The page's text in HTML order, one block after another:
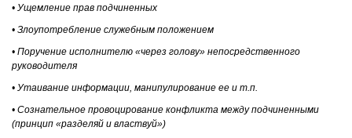
• Ущемление прав подчиненных
• Злоупотребление служебным положением
• Поручение исполнителю «через голову» непосредственного
руководителя
• Утаивание информации, манипулирование ее и т.п.
• Сознательное провоцирование конфликта между подчиненными
(принцип «разделяй и властвуй»)